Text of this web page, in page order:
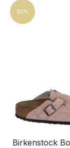
30%
Birkenstock